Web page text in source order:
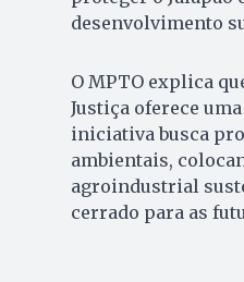
desenvolvimento
O MPTO explica
Justiça oferece
iniciativa busca
ambientais,
agroindustrial
cerrado para as